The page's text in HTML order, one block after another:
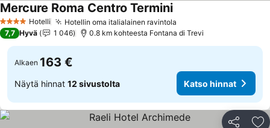
4 Tähtiluokitus
Hotelli Hotellin oma italialainen ravintola
Mercure Roma Centro TerminiKatso hinnat
7,7 Hyvä 1 046 0.8 km kohteesta Fontana di Trevi
Alkaen 163 €
Näytä hinnat 12 sivustolta Katso hinnat